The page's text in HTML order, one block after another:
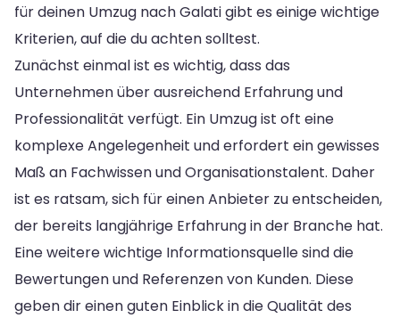
für deinen Umzug nach Galati gibt es einige wichtige
Kriterien, auf die du achten solltest.
Zunächst einmal ist es wichtig, dass das
Unternehmen über ausreichend Erfahrung und
Professionalität verfügt. Ein Umzug ist oft eine
komplexe Angelegenheit und erfordert ein gewisses
Maß an Fachwissen und Organisationstalent. Daher
ist es ratsam, sich für einen Anbieter zu entscheiden,
der bereits langjährige Erfahrung in der Branche hat.
Eine weitere wichtige Informationsquelle sind die
Bewertungen und Referenzen von Kunden. Diese
geben dir einen guten Einblick in die Qualität des